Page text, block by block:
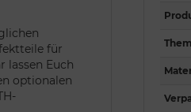
für
lassen Euch
optionalen